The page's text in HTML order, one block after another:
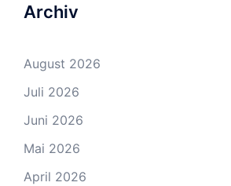
Archiv
August 2026
Juli 2026
Juni 2026
Mai 2026
April 2026